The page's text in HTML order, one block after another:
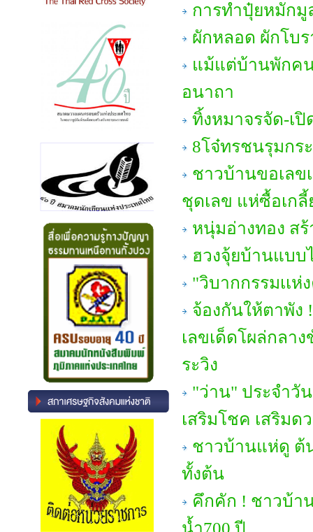
การทำปุ๋ยหมัก
ผักหลอด ผักโบ
แม้แต่บ้านพักคน
อนาถา
ทิ้งหมาจรจัด-เ
8โจ๋ทรชนรุมกร
ชาวบ้านขอเลข
ชุดเลข แห่ซื้อเกลี้
หนุ่มอ่างทอง ส
ฮวงจุ้ยบ้านแบบ
"วิบากกรรมเเห่
จ้องกันให้ตาพัง
เลขเด็ดโผล่กลา
ระวิง
"ว่าน" ประจำวั
เสริมโชค เสริมด
ชาวบ้านแห่ดู ต้
ทั้งต้น
คึกคัก ! ชาวบ้า
น้ำ700 ปี